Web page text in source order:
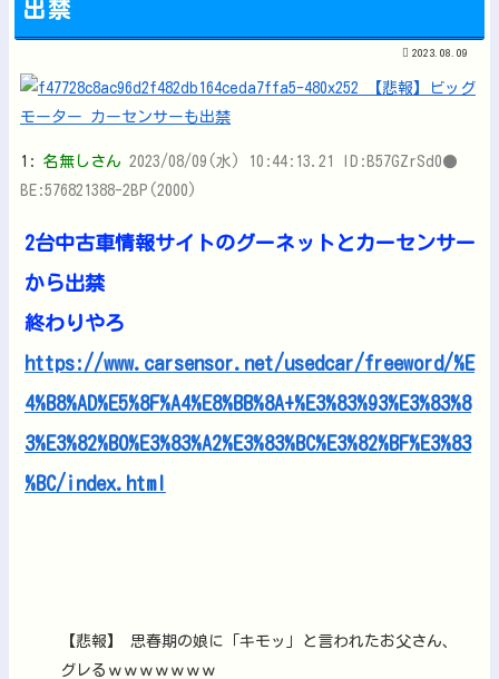
出禁
2023.08.09
1: 名無しさん 2023/08/09(水) 10:44:13.21 ID:B57GZrSd0●
BE:576821388-2BP(2000)
2台中古車情報サイトのグーネットとカーセンサー
から出禁
終わりやろ
https://www.carsensor.net/usedcar/freeword/%E
4%B8%AD%E5%8F%A4%E8%BB%8A+%E3%83%93%E3%83%8
3%E3%82%B0%E3%83%A2%E3%83%BC%E3%82%BF%E3%83
%BC/index.html
【悲報】 思春期の娘に「キモッ」と言われたお父さん、
グレるｗｗｗｗｗｗｗ